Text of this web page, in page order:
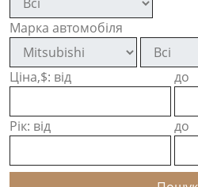
Марка автомобіля
Ціна,$: від до
Рік: від до